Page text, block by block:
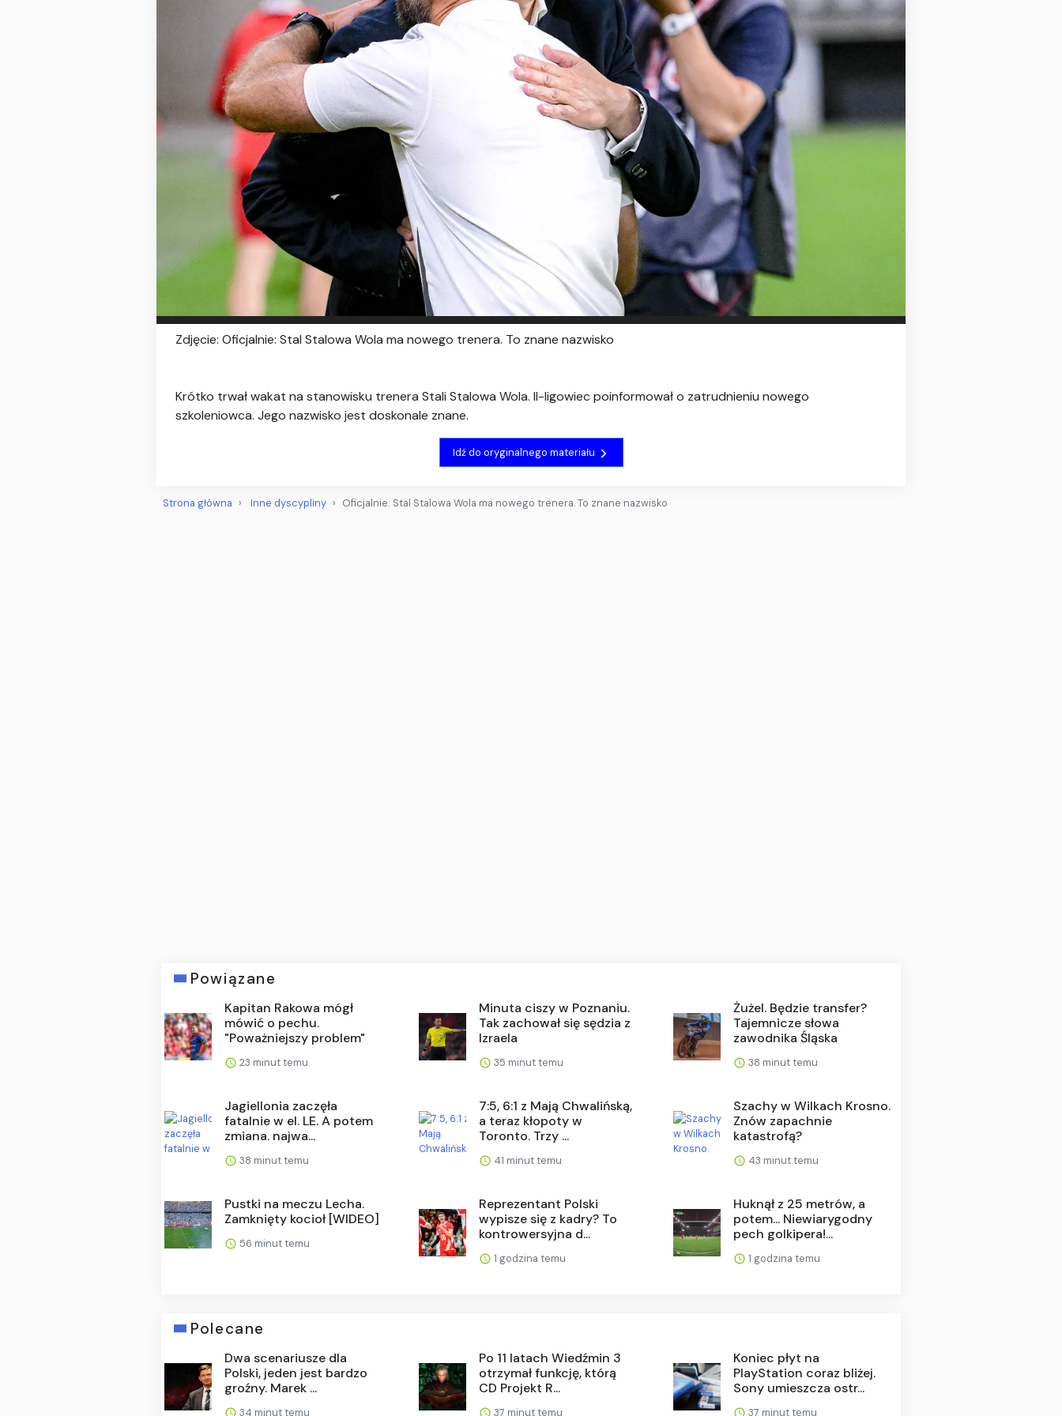
Zdjęcie: Oficjalnie: Stal Stalowa Wola ma nowego trenera. To znane nazwisko
Krótko trwał wakat na stanowisku trenera Stali Stalowa Wola. II-ligowiec poinformował o zatrudnieniu nowego
szkoleniowca. Jego nazwisko jest doskonale znane.
Idź do oryginalnego materiału
Strona główna Inne dyscypliny Oficjalnie: Stal Stalowa Wola ma nowego trenera. To znane nazwisko
Powiązane
Kapitan Rakowa mógł
mówić o pechu.
"Poważniejszy problem"
23 minut temu
Minuta ciszy w Poznaniu.
Tak zachował się sędzia z
Izraela
35 minut temu
Żużel. Będzie transfer?
Tajemnicze słowa
zawodnika Śląska
38 minut temu
Jagiellonia zaczęła
fatalnie w el. LE. A potem
zmiana. najwa...
38 minut temu
7:5, 6:1 z Mają Chwalińską,
a teraz kłopoty w
Toronto. Trzy ...
41 minut temu
Szachy w Wilkach Krosno.
Znów zapachnie
katastrofą?
43 minut temu
Pustki na meczu Lecha.
Zamknięty kocioł [WIDEO]
56 minut temu
Reprezentant Polski
wypisze się z kadry? To
kontrowersyjna d...
1 godzina temu
Huknął z 25 metrów, a
potem... Niewiarygodny
pech golkipera!...
1 godzina temu
Polecane
Dwa scenariusze dla
Polski, jeden jest bardzo
groźny. Marek ...
34 minut temu
Po 11 latach Wiedźmin 3
otrzymał funkcję, którą
CD Projekt R...
37 minut temu
Koniec płyt na
PlayStation coraz bliżej.
Sony umieszcza ostr...
37 minut temu